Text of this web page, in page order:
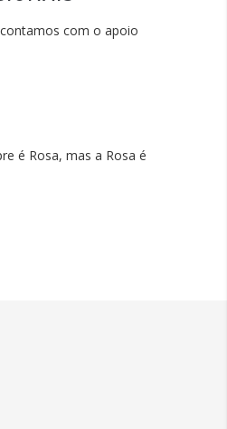
com o apoio
é Rosa, mas a Rosa é